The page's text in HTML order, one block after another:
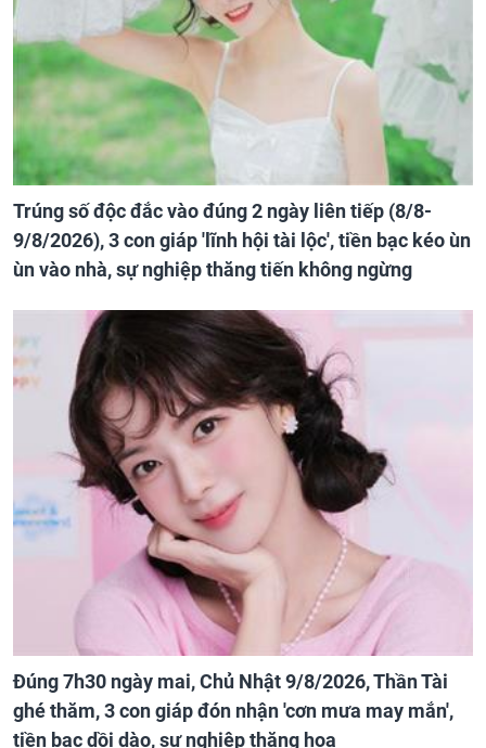
Trúng số độc đắc vào đúng 2 ngày liên tiếp (8/8-
9/8/2026), 3 con giáp 'lĩnh hội tài lộc', tiền bạc kéo ùn
ùn vào nhà, sự nghiệp thăng tiến không ngừng
Đúng 7h30 ngày mai, Chủ Nhật 9/8/2026, Thần Tài
ghé thăm, 3 con giáp đón nhận 'cơn mưa may mắn',
tiền bạc dồi dào, sự nghiệp thăng hoa